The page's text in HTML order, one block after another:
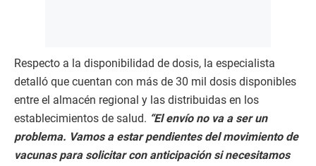
Respecto a la disponibilidad de dosis, la especialista
detalló que cuentan con más de 30 mil dosis disponibles
entre el almacén regional y las distribuidas en los
establecimientos de salud. “El envío no va a ser un
problema. Vamos a estar pendientes del movimiento de
vacunas para solicitar con anticipación si necesitamos